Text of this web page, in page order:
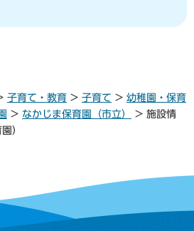
子育て・教育 > 子育て > 幼稚園・保育
> なかじま保育園（市立）
> 施設情
）